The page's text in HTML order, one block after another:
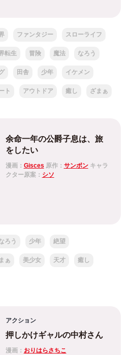
ファンタジー スローライフ
転生 冒険 魔法 なろう
田舎 少年 イケメン
ト アウトドア 癒し ざまぁ
余命一年の公爵子息は、旅
をしたい
漫画： Gisces 原作： サンボンキャラ
クター原案： シソ
ろう 少年 絶望
ぁ 美少女 天才 癒し
アクション
押しかけギャルの中村さん
漫画： おりはらさちこ